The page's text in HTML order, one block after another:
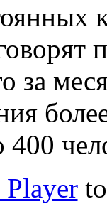
за
Playerto